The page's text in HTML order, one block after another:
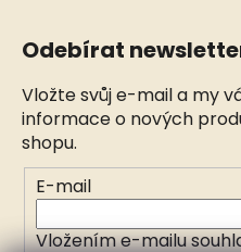
Odebírat
Vložte svůj e-mail a my
informace o nových
shopu.
E-mail
Vložením e-mailu